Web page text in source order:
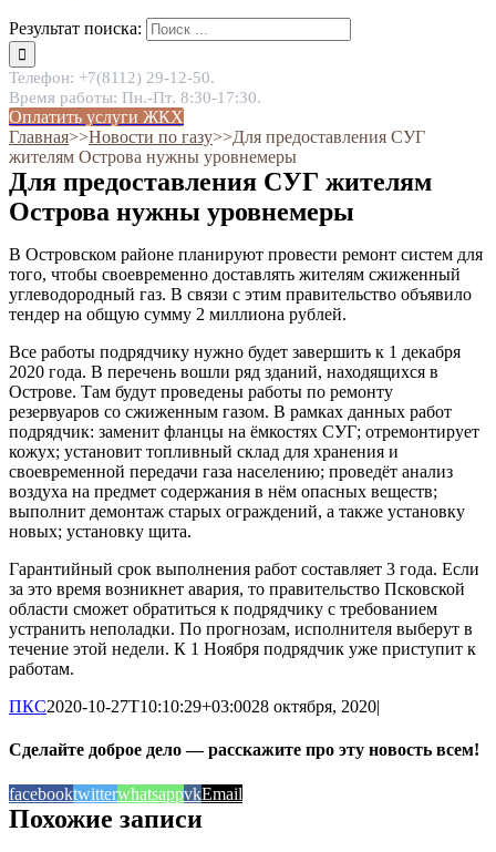
Результат поиска:
Телефон: +7(8112) 29-12-50.
Время работы: Пн.-Пт. 8:30-17:30.
Оплатить услуги ЖКХ
Главная˃˃Новости по газу˃˃Для предоставления СУГ
жителям Острова нужны уровнемеры
Для предоставления СУГ жителям
Острова нужны уровнемеры
В Островском районе планируют провести ремонт систем для
того, чтобы своевременно доставлять жителям сжиженный
углеводородный газ. В связи с этим правительство объявило
тендер на общую сумму 2 миллиона рублей.
Все работы подрядчику нужно будет завершить к 1 декабря
2020 года. В перечень вошли ряд зданий, находящихся в
Острове. Там будут проведены работы по ремонту
резервуаров со сжиженным газом. В рамках данных работ
подрядчик: заменит фланцы на ёмкостях СУГ; отремонтирует
кожух; установит топливный склад для хранения и
своевременной передачи газа населению; проведёт анализ
воздуха на предмет содержания в нём опасных веществ;
выполнит демонтаж старых ограждений, а также установку
новых; установку щита.
Гарантийный срок выполнения работ составляет 3 года. Если
за это время возникнет авария, то правительство Псковской
области сможет обратиться к подрядчику с требованием
устранить неполадки. По прогнозам, исполнителя выберут в
течение этой недели. К 1 Ноября подрядчик уже приступит к
работам.
ПКС2020-10-27T10:10:29+03:0028 октября, 2020|
Сделайте доброе дело — расскажите про эту новость всем!
facebooktwitterwhatsappvkEmail
Похожие записи